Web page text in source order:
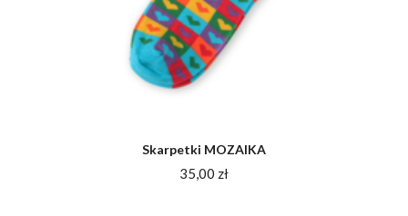
Skarpetki MOZAIKA
35,00 zł